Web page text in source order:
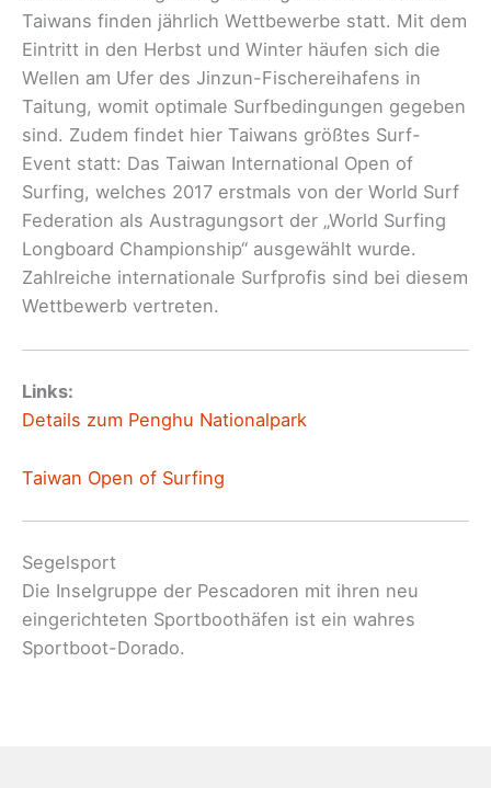
Taiwans finden jährlich Wettbewerbe statt. Mit dem
Eintritt in den Herbst und Winter häufen sich die
Wellen am Ufer des Jinzun-Fischereihafens in
Taitung, womit optimale Surfbedingungen gegeben
sind. Zudem findet hier Taiwans größtes Surf-
Event statt: Das Taiwan International Open of
Surfing, welches 2017 erstmals von der World Surf
Federation als Austragungsort der „World Surfing
Longboard Championship“ ausgewählt wurde.
Zahlreiche internationale Surfprofis sind bei diesem
Wettbewerb vertreten.
Links:
Details zum Penghu Nationalpark
Taiwan Open of Surfing
Segelsport
Die Inselgruppe der Pescadoren mit ihren neu
eingerichteten Sportboothäfen ist ein wahres
Sportboot-Dorado.